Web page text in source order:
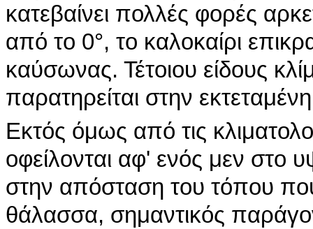
κατεβαίνει πολλές φορές
από το 0°, το καλοκαίρι
καύσωνας. Τέτοιου είδους
παρατηρείται στην
Εκτός όμως από τις
οφείλονται αφ' ενός μεν στο
στην απόσταση του τόπου
θάλασσα, σημαντικός